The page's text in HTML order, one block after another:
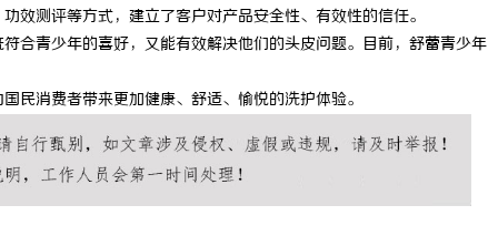
效测评等方式，建立了客户对产品安全性、有效性的信任。
合青少年的喜好，又能有效解决他们的头皮问题。目前，舒蕾青少年
民消费者带来更加健康、舒适、愉悦的洗护体验。